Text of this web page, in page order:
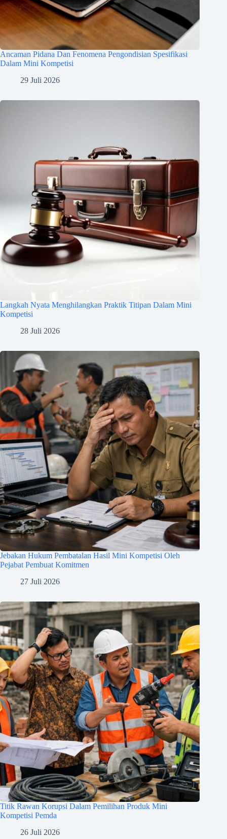
Ancaman Pidana Dan Fenomena Pengondisian Spesifikasi
Dalam Mini Kompetisi
29 Juli 2026
Langkah Nyata Menghilangkan Praktik Titipan Dalam Mini
Kompetisi
28 Juli 2026
Jebakan Hukum Pembatalan Hasil Mini Kompetisi Oleh
Pejabat Pembuat Komitmen
27 Juli 2026
Titik Rawan Korupsi Dalam Pemilihan Produk Mini
Kompetisi Pemda
26 Juli 2026